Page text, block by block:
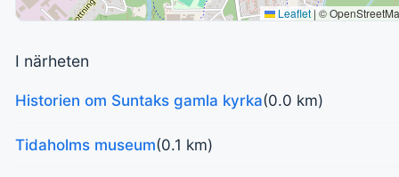
Leaflet | ©
I närheten
Historien om Suntaks gamla kyrka(0.0 km)
Tidaholms museum(0.1 km)